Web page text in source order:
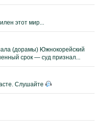
этот мир...
(дорамы) Южнокорейский
срок — суд признал...
Слушайте